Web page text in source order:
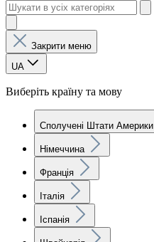
Закрити меню
UA
Виберіть країну та мову
Сполучені Штати Америки
Німеччина
Франція
Італія
Іспанія